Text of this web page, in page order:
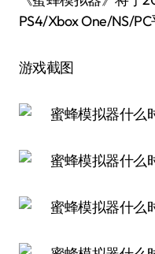
PS4/Xbox One/NS/PC
游戏截图